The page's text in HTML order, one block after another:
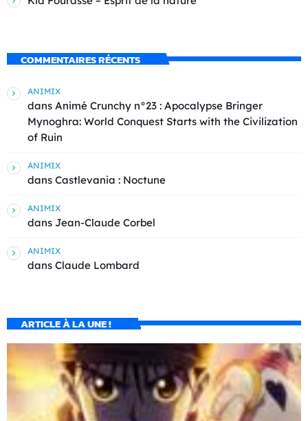
COMMENTAIRES RÉCENTS
ANIMIX
dans Animé Crunchy n°23 : Apocalypse Bringer
Mynoghra: World Conquest Starts with the Civilization
of Ruin
ANIMIX
dans Castlevania : Noctune
ANIMIX
dans Jean-Claude Corbel
ANIMIX
dans Claude Lombard
ARTICLE À LA UNE !